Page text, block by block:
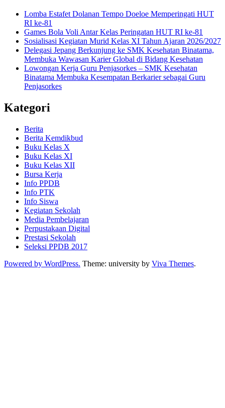
Lomba Estafet Dolanan Tempo Doeloe Memperingati HUT
RI ke-81
Games Bola Voli Antar Kelas Peringatan HUT RI ke-81
Sosialisasi Kegiatan Murid Kelas XI Tahun Ajaran 2026/2027
Delegasi Jepang Berkunjung ke SMK Kesehatan Binatama,
Membuka Wawasan Karier Global di Bidang Kesehatan
Lowongan Kerja Guru Penjasorkes – SMK Kesehatan
Binatama Membuka Kesempatan Berkarier sebagai Guru
Penjasorkes
Kategori
Berita
Berita Kemdikbud
Buku Kelas X
Buku Kelas XI
Buku Kelas XII
Bursa Kerja
Info PPDB
Info PTK
Info Siswa
Kegiatan Sekolah
Media Pembelajaran
Perpustakaan Digital
Prestasi Sekolah
Seleksi PPDB 2017
Powered by WordPress. Theme: university by Viva Themes.